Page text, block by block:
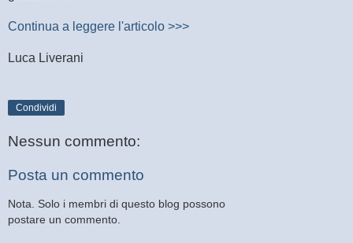
Continua a leggere l'articolo >>>
Luca Liverani
Condividi
Nessun commento:
Posta un commento
Nota. Solo i membri di questo blog possono
postare un commento.